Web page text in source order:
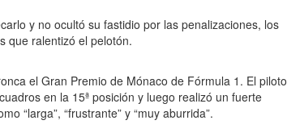
y no ocultó su fastidio por las penalizaciones, los
que ralentizó el pelotón.
el Gran Premio de Mónaco de Fórmula 1. El piloto
en la 15ª posición y luego realizó un fuerte
“larga”, “frustrante” y “muy aburrida”.